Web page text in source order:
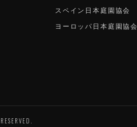
スペイン日本庭園協会
ヨーロッパ日本庭園協会